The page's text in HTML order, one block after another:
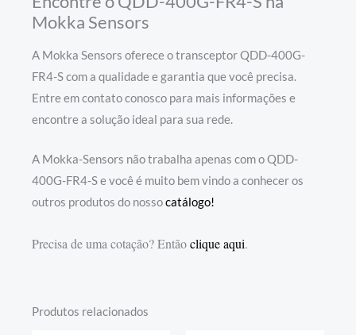
Mokka Sensors
A Mokka Sensors oferece o transceptor QDD-400G-
FR4-S com a qualidade e garantia que você precisa.
Entre em contato conosco para mais informações e
encontre a solução ideal para sua rede.
A Mokka-Sensors não trabalha apenas com o QDD-
400G-FR4-S e você é muito bem vindo a conhecer os
outros produtos do nossocatálogo!
Precisa de uma cotação? Entãoclique aqui.
Produtos relacionados